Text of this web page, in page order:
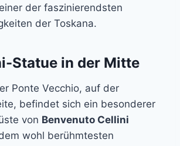
der faszinierendsten
der Toskana.
Statue in der Mitte
Ponte Vecchio, auf der
befindet sich ein besonderer
von Benvenuto Cellini
wohl berühmtesten